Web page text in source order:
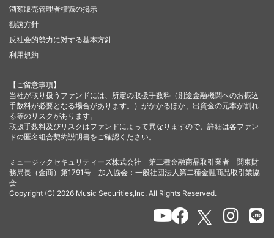
酒類販売管理者標識の掲示
勧誘方針
反社会的勢力に対する基本方針
利用規約
【ご留意事項】
当社が取り扱うファンドには、所定の取扱手数料（別途金融機関へのお振込
手数料が必要となる場合があります。）がかかるほか、出資金の元本が割れ
る等のリスクがあります。
取扱手数料及びリスクはファンドによって異なりますので、詳細は各ファン
ドの匿名組合契約説明書をご確認ください。
ミュージックセキュリティーズ株式会社 第二種金融商品取引業者 関東財
務局長（金商）第1791号 加入協会：一般社団法人第二種金融商品取引業協
会
Copyright (C) 2026 Music Securities,Inc. All Rights Reserved.